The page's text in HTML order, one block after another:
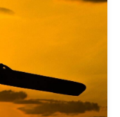
viidelle alueelle.